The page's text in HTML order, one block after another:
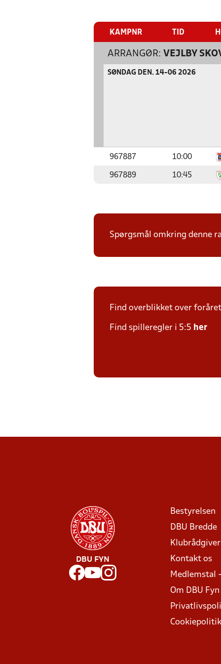
KAMPNR TID
ARRANGØR: VEJLBY
SØNDAG DEN. 14-06 2026
967887 10:00
967889 10:45
Spørgsmål omkring denne
Find overblikket over
Find spilleregler i 5:5 her
DBU FYN
Bestyrelsen
DBU Bredde
Kontakt os
Medlemstal
Om DBU Fyn
Cookiepolitik